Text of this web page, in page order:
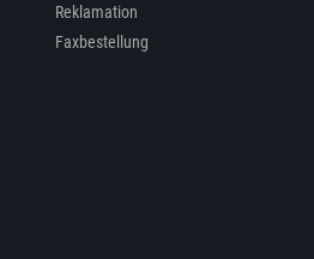
Reklamation
Faxbestellung